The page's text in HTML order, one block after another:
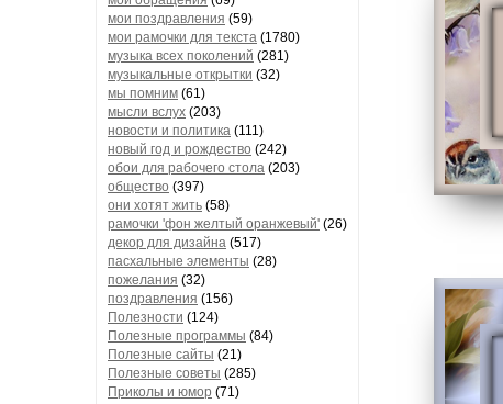
мои поздравления (59)
мои рамочки для текста (1780)
музыка всех поколений (281)
музыкальные открытки (32)
мы помним (61)
мысли вслух (203)
новости и политика (111)
новый год и рождество (242)
обои для рабочего стола (203)
общество (397)
они хотят жить (58)
рамочки 'фон желтый оранжевый' (26)
декор для дизайна (517)
пасхальные элементы (28)
пожелания (32)
поздравления (156)
Полезности (124)
Полезные программы (84)
Полезные сайты (21)
Полезные советы (285)
Приколы и юмор (71)